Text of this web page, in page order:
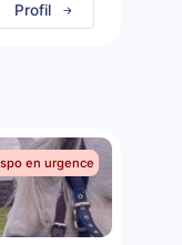
Profil
en urgence